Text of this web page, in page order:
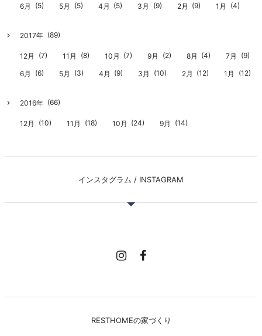
6月 (5) 5月 (5) 4月 (5) 3月 (9) 2月 (9) 1月 (4)
2017年 (89)
12月 (7) 11月 (8) 10月 (7) 9月 (2) 8月 (4) 7月 (9)
6月 (6) 5月 (3) 4月 (9) 3月 (10) 2月 (12) 1月 (12)
2016年 (66)
12月 (10) 11月 (18) 10月 (24) 9月 (14)
インスタグラム / INSTAGRAM
RESTHOMEの家づくり